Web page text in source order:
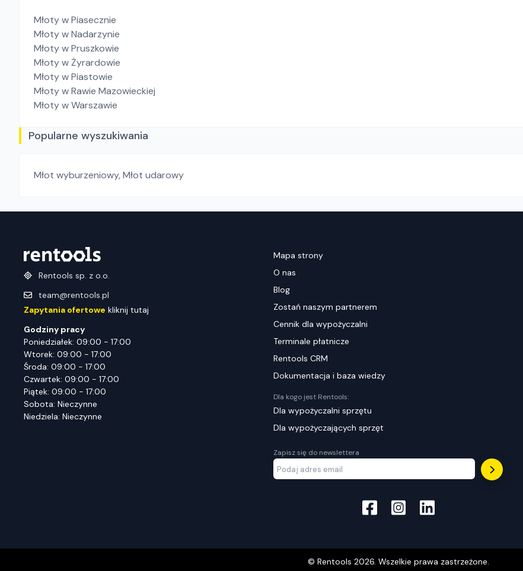
Młotyw Piasecznie
Młotyw Nadarzynie
Młotyw Pruszkowie
Młotyw Żyrardowie
Młotyw Piastowie
Młotyw Rawie Mazowieckiej
Młotyw Warszawie
Popularne wyszukiwania
Młot wyburzeniowy,Młot udarowy
Rentools sp. z o.o.
team@rentools.pl
Zapytania ofertowe kliknij tutaj
Godziny pracy
Poniedziałek: 09:00 - 17:00
Wtorek: 09:00 - 17:00
Środa: 09:00 - 17:00
Czwartek: 09:00 - 17:00
Piątek: 09:00 - 17:00
Sobota: Nieczynne
Niedziela: Nieczynne
Mapa strony
O nas
Blog
Zostań naszym partnerem
Cennik dla wypożyczalni
Terminale płatnicze
Rentools CRM
Dokumentacja i baza wiedzy
Dla kogo jest Rentools:
Dla wypożyczalni sprzętu
Dla wypożyczających sprzęt
Zapisz się do newslettera
© Rentools 2026 . Wszelkie prawa zastrzeżone.